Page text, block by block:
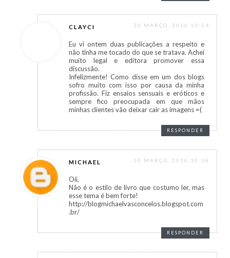
CLAYCI 20 MARÇO, 2016 10:24
Eu vi ontem duas publicações a respeito e
não tinha me tocado do que se tratava. Achei
muito legal e editora promover essa
discussão.
Infelizmente! Como disse em um dos blogs
sofro muito com isso por causa da minha
profissão. Fiz ensaios sensuais e eróticos e
sempre fico preocupada em que mãos
minhas clientes vão deixar cair as imagens =(
RESPONDER
MICHAEL 20 MARÇO, 2016 10:28
Oii,
Não é o estilo de livro que costumo ler, mas
esse tema é bem forte!
http://blogmichaelvasconcelos.blogspot.com
.br/
RESPONDER